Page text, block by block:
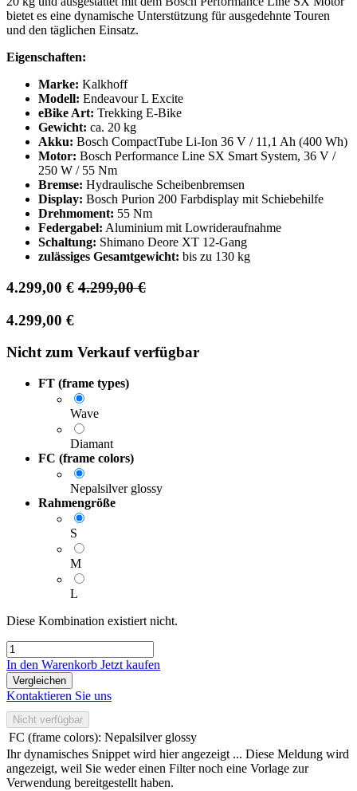
bietet es eine dynamische Unterstützung für ausgedehnte Touren
und den täglichen Einsatz.
Eigenschaften:
Marke: Kalkhoff
Modell: Endeavour L Excite
eBike Art: Trekking E-Bike
Gewicht: ca. 20 kg
Akku: Bosch CompactTube Li-Ion 36 V / 11,1 Ah (400 Wh)
Motor: Bosch Performance Line SX Smart System, 36 V /
250 W / 55 Nm
Bremse: Hydraulische Scheibenbremsen
Display: Bosch Purion 200 Farbdisplay mit Schiebehilfe
Drehmoment: 55 Nm
Federgabel: Aluminium mit Lowrideraufnahme
Schaltung: Shimano Deore XT 12-Gang
zulässiges Gesamtgewicht: bis zu 130 kg
4.299,00 € 4.299,00€
4.299,00 €
Nicht zum Verkauf verfügbar
FT (frame types)
Wave
Diamant
FC (frame colors)
Nepalsilver glossy
Rahmengröße
S
M
L
Diese Kombination existiert nicht.
In den Warenkorb Jetzt kaufen
Vergleichen
Kontaktieren Sie uns
Nicht verfügbar
FC (frame colors): Nepalsilver glossy
Ihr dynamisches Snippet wird hier angezeigt ... Diese Meldung wird
angezeigt, weil Sie weder einen Filter noch eine Vorlage zur
Verwendung bereitgestellt haben.